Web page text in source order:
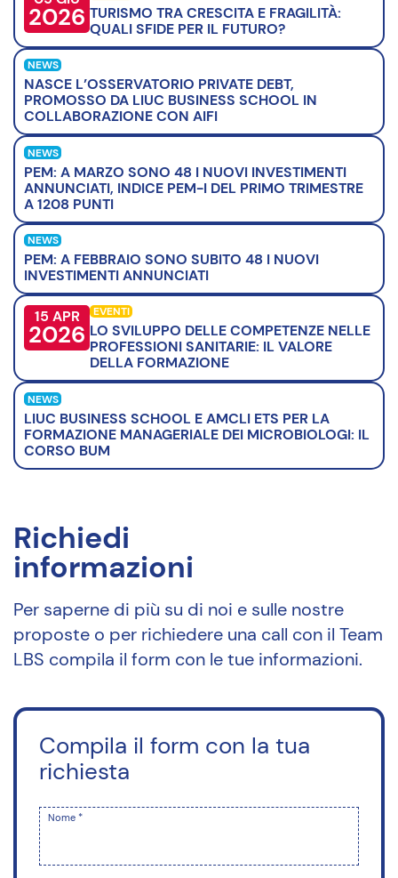
2026 TURISMO TRA CRESCITA E FRAGILITÀ:
QUALI SFIDE PER IL FUTURO?
NEWS
NASCE L’OSSERVATORIO PRIVATE DEBT,
PROMOSSO DA LIUC BUSINESS SCHOOL IN
COLLABORAZIONE CON AIFI
NEWS
PEM: A MARZO SONO 48 I NUOVI INVESTIMENTI
ANNUNCIATI, INDICE PEM-I DEL PRIMO TRIMESTRE
A 1208 PUNTI
NEWS
PEM: A FEBBRAIO SONO SUBITO 48 I NUOVI
INVESTIMENTI ANNUNCIATI
15 APR
2026
EVENTI
LO SVILUPPO DELLE COMPETENZE NELLE
PROFESSIONI SANITARIE: IL VALORE
DELLA FORMAZIONE
NEWS
LIUC BUSINESS SCHOOL E AMCLI ETS PER LA
FORMAZIONE MANAGERIALE DEI MICROBIOLOGI: IL
CORSO BUM
Richiedi
informazioni
Per saperne di più su di noi e sulle nostre
proposte o per richiedere una call con il Team
LBS compila il form con le tue informazioni.
Compila il form con la tua
richiesta
Nome *